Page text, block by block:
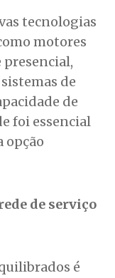
tecnologias
motores
de
de
foi essencial
opção
de serviço
é